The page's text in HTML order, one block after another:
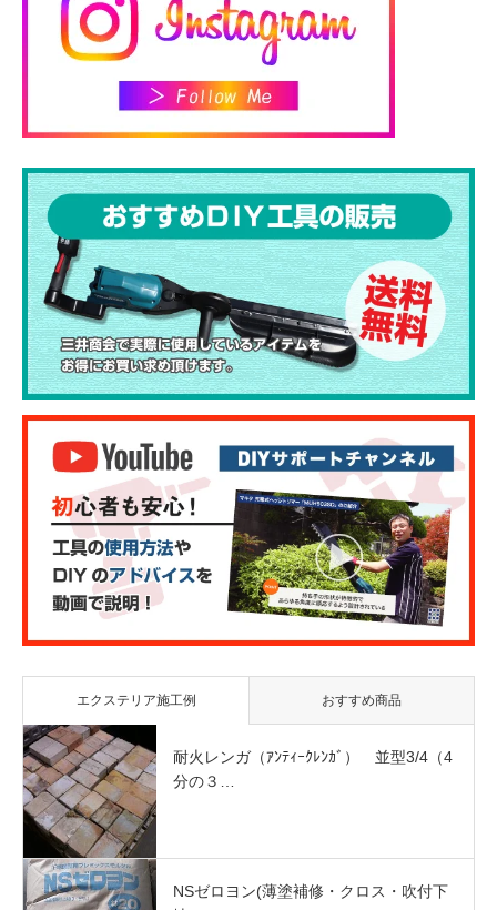
エクステリア施工例 おすすめ商品
耐火レンガ（ｱﾝﾃｨｰｸﾚﾝｶﾞ） 並型3/4（4
分の３…
NSゼロヨン(薄塗補修・クロス・吹付下